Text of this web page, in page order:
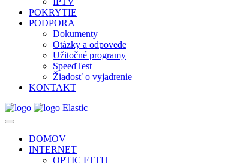
POKRYTIE
PODPORA
Dokumenty
Otázky a odpovede
Užitočné programy
SpeedTest
Žiadosť o vyjadrenie
KONTAKT
DOMOV
INTERNET
OPTIC FTTH